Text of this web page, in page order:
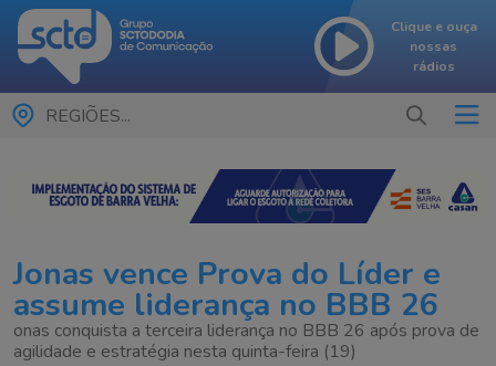
Clique e ouça
nossas
rádios
REGIÕES...
Jonas vence Prova do Líder e
assume liderança no BBB 26
onas conquista a terceira liderança no BBB 26 após prova de
agilidade e estratégia nesta quinta-feira (19)